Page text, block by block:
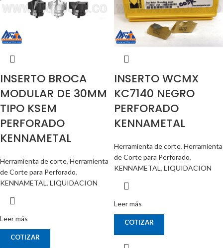
INSERTO BROCA
MODULAR DE 30MM
TIPO KSEM
PERFORADO
KENNAMETAL
Herramienta de corte, Herramienta
de Corte para Perforado,
KENNAMETAL , LIQUIDACION
Leer más
COTIZAR
INSERTO WCMX
KC7140 NEGRO
PERFORADO
KENNAMETAL
Herramienta de corte, Herramienta
de Corte para Perforado,
KENNAMETAL , LIQUIDACION
Leer más
COTIZAR